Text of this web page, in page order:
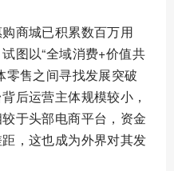
商城已积累数百万用
图以“全域消费+价值共
零售之间寻找发展突破
后运营主体规模较小，
于头部电商平台，资金
，这也成为外界对其发